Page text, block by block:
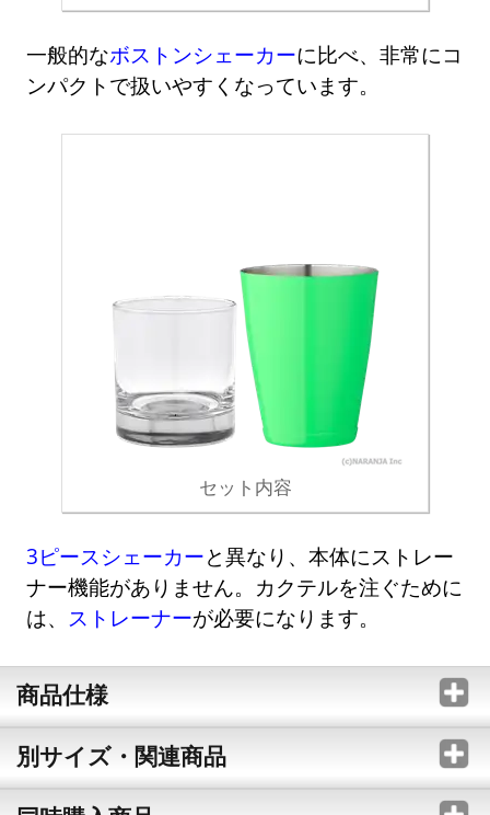
一般的なボストンシェーカーに比べ、非常にコ
ンパクトで扱いやすくなっています。
セット内容
3ピースシェーカーと異なり、本体にストレー
ナー機能がありません。カクテルを注ぐために
は、
ストレーナーが必要になります。
商品仕様
別サイズ・関連商品